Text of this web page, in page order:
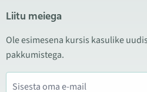
Liitu meiega
Ole esimesena kursis kasulike
pakkumistega.